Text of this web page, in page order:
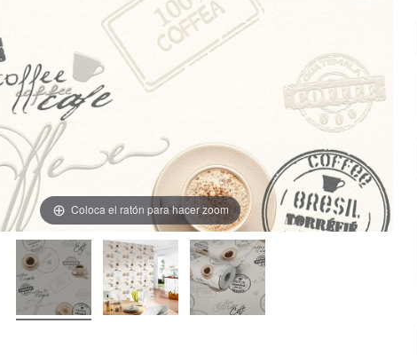
Coloca el ratón para hacer zoom